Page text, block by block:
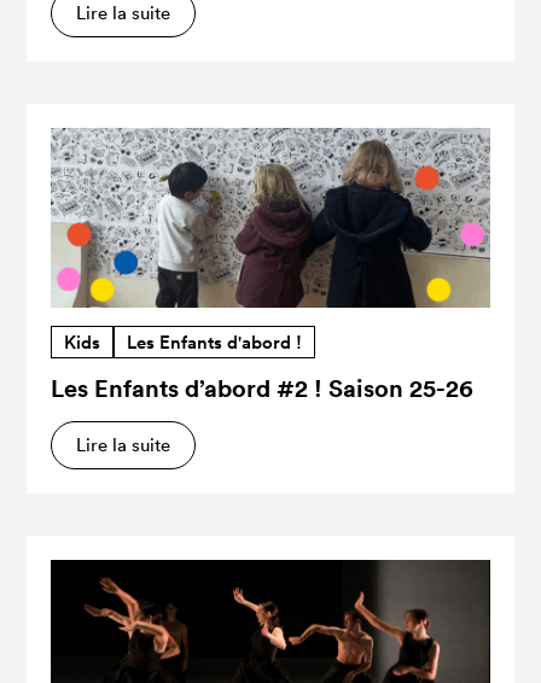
Lire la suite
Kids Les Enfants d'abord !
Les Enfants d’abord #2 ! Saison 25-26
Lire la suite